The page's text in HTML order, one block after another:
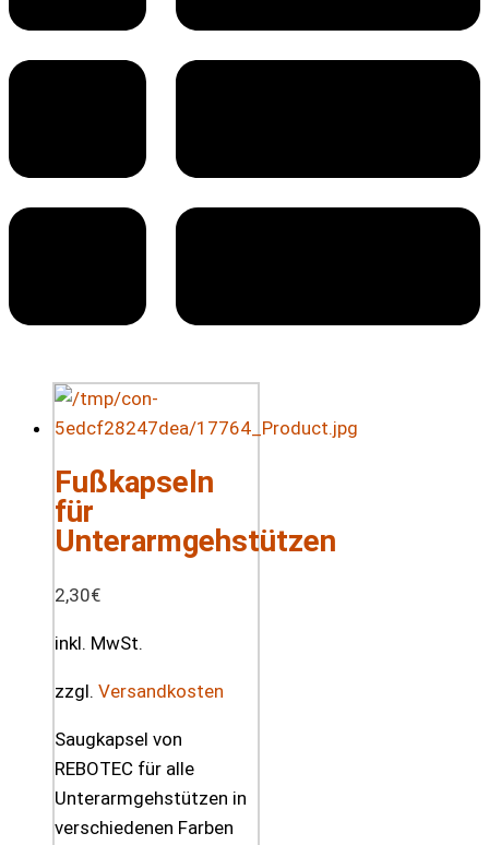
Fußkapseln
für
Unterarmgehstützen
2,30€
inkl. MwSt.
zzgl. Versandkosten
Saugkapsel von
REBOTEC für alle
Unterarmgehstützen in
verschiedenen Farben